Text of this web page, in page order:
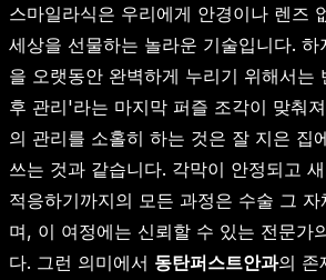
스마일라식은 우리에게 안경이나 렌즈
세상을 선물하는 놀라운 기술입니다.
을 오랫동안 완벽하게 누리기 위해서는
후 관리'라는 마지막 퍼즐 조각이 맞춰
의 관리를 소홀히 하는 것은 잘 지은 집
쓰는 것과 같습니다. 각막이 안정되고
적응하기까지의 모든 과정은 수술 그
며, 이 여정에는 신뢰할 수 있는 전문가
다. 그런 의미에서 동탄퍼스트안과의 존